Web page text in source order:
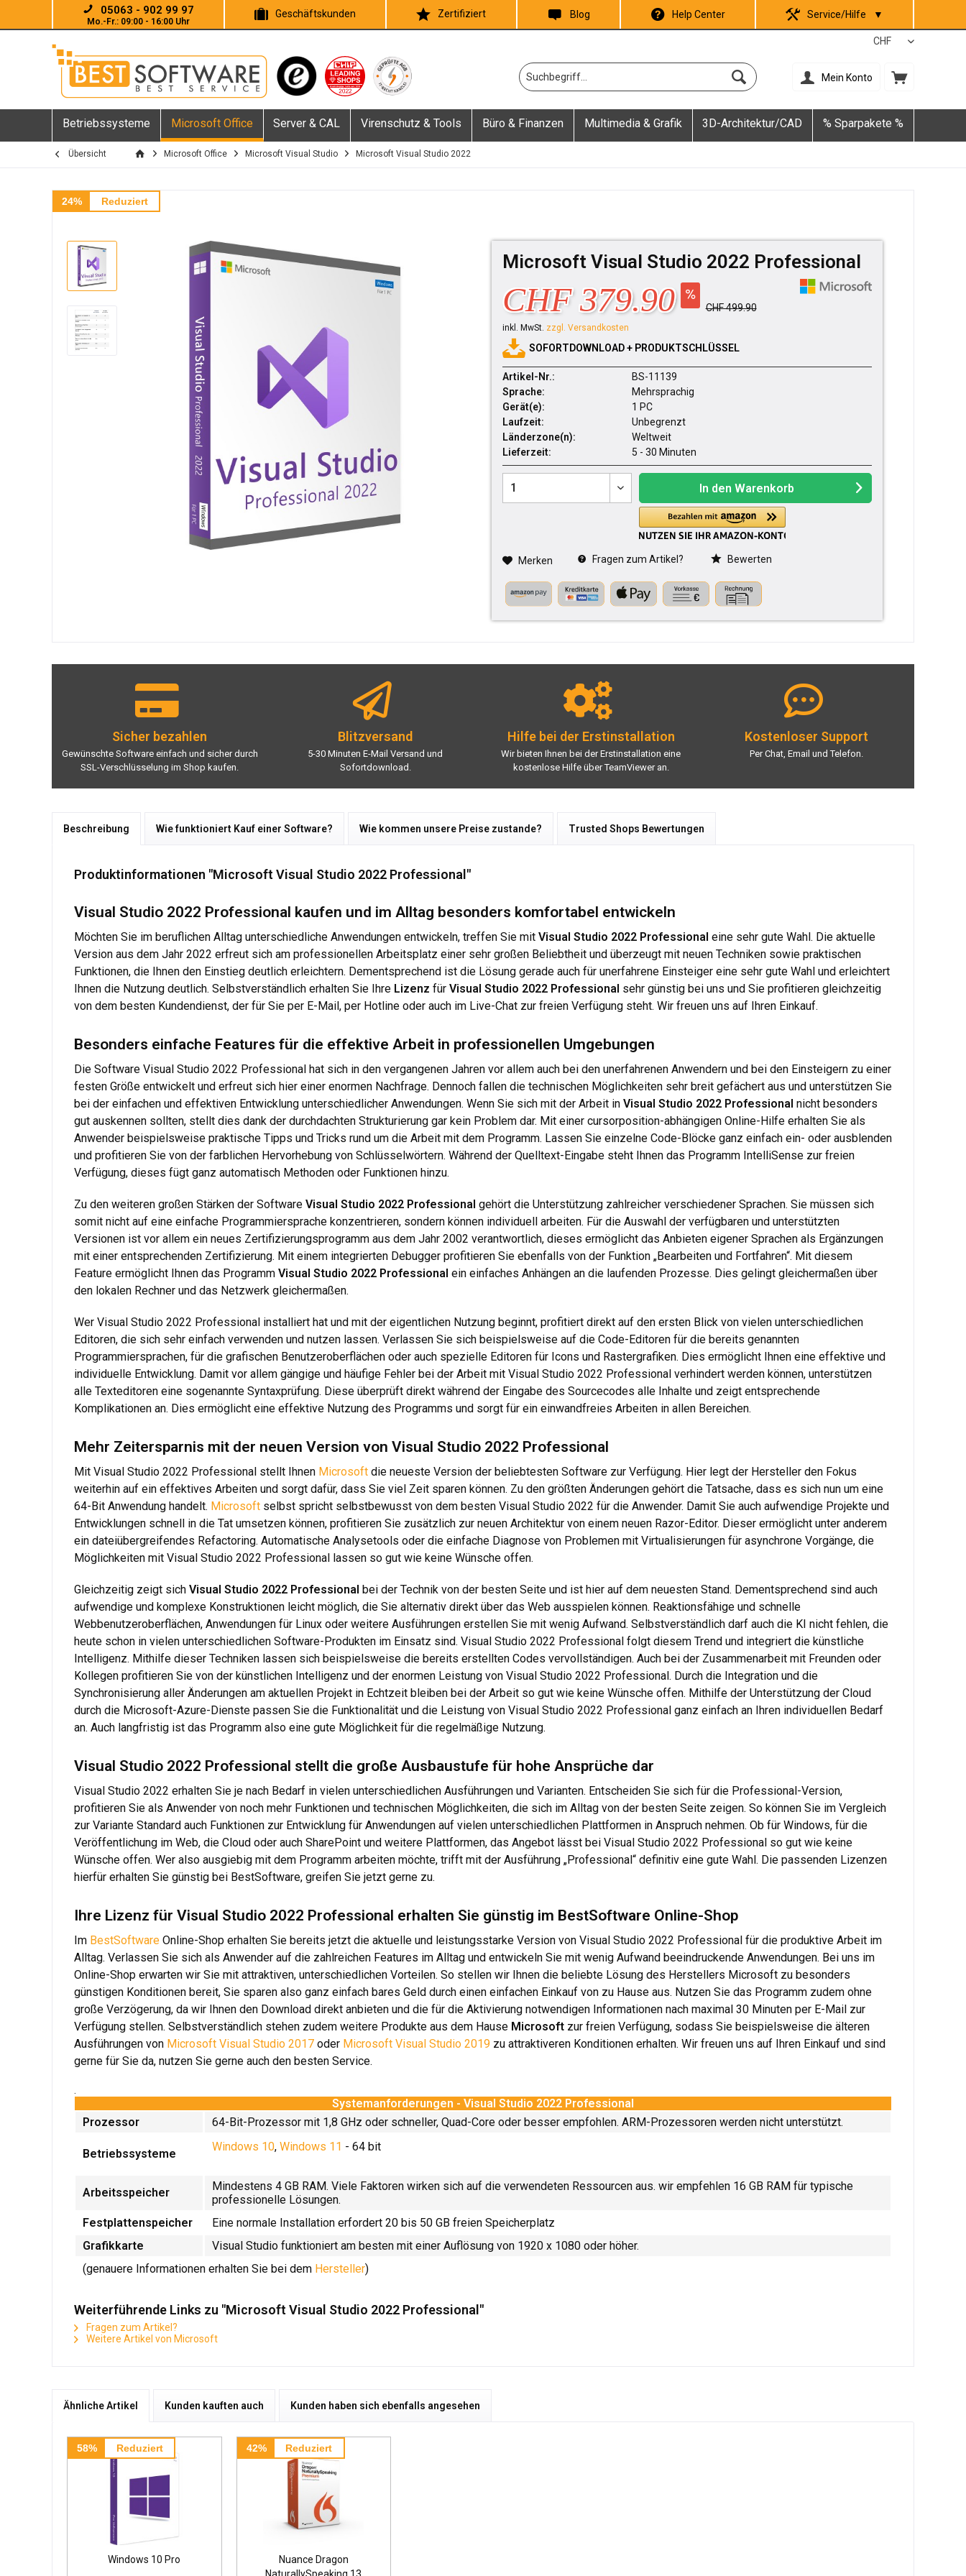
05063 - 902 99 97
Mo.-Fr.: 09:00 - 16:00 Uhr
Geschäftskunden Zertifiziert Blog Help Center Service/Hilfe ▼
Mein Konto
Betriebssysteme Microsoft Office Server & CAL Virenschutz & Tools Büro & Finanzen Multimedia & Grafik 3D-Architektur/CAD % Sparpakete %
Übersicht Microsoft Office Microsoft Visual Studio Microsoft Visual Studio 2022
24% Reduziert
Microsoft Visual Studio 2022 Professional
CHF 379.90 CHF 499.90
inkl. MwSt. zzgl. Versandkosten
SOFORTDOWNLOAD + PRODUKTSCHLÜSSEL
Artikel-Nr.:
BS-11139
Sprache:
Mehrsprachig
Gerät(e):
1 PC
Laufzeit:
Unbegrenzt
Länderzone(n):
Weltweit
Lieferzeit:
5 - 30 Minuten
In den Warenkorb
Merken Fragen zum Artikel? Bewerten
Sicher bezahlen
Gewünschte Software einfach und sicher durch
SSL-Verschlüsselung im Shop kaufen.
Blitzversand
5-30 Minuten E-Mail Versand und
Sofortdownload.
Hilfe bei der Erstinstallation
Wir bieten Ihnen bei der Erstinstallation eine
kostenlose Hilfe über TeamViewer an.
Kostenloser Support
Per Chat, Email und Telefon.
Beschreibung Wie funktioniert Kauf einer Software? Wie kommen unsere Preise zustande? Trusted Shops Bewertungen
Produktinformationen "Microsoft Visual Studio 2022 Professional"
Visual Studio 2022 Professional kaufen und im Alltag besonders komfortabel entwickeln
Möchten Sie im beruflichen Alltag unterschiedliche Anwendungen entwickeln, treffen Sie mit Visual Studio 2022 Professional eine sehr gute Wahl. Die aktuelle
Version aus dem Jahr 2022 erfreut sich am professionellen Arbeitsplatz einer sehr großen Beliebtheit und überzeugt mit neuen Techniken sowie praktischen
Funktionen, die Ihnen den Einstieg deutlich erleichtern. Dementsprechend ist die Lösung gerade auch für unerfahrene Einsteiger eine sehr gute Wahl und erleichtert
Ihnen die Nutzung deutlich. Selbstverständlich erhalten Sie Ihre Lizenz für Visual Studio 2022 Professional sehr günstig bei uns und Sie profitieren gleichzeitig
von dem besten Kundendienst, der für Sie per E-Mail, per Hotline oder auch im Live-Chat zur freien Verfügung steht. Wir freuen uns auf Ihren Einkauf.
Besonders einfache Features für die effektive Arbeit in professionellen Umgebungen
Die Software Visual Studio 2022 Professional hat sich in den vergangenen Jahren vor allem auch bei den unerfahrenen Anwendern und bei den Einsteigern zu einer
festen Größe entwickelt und erfreut sich hier einer enormen Nachfrage. Dennoch fallen die technischen Möglichkeiten sehr breit gefächert aus und unterstützen Sie
bei der einfachen und effektiven Entwicklung unterschiedlicher Anwendungen. Wenn Sie sich mit der Arbeit in Visual Studio 2022 Professional nicht besonders
gut auskennen sollten, stellt dies dank der durchdachten Strukturierung gar kein Problem dar. Mit einer cursorposition-abhängigen Online-Hilfe erhalten Sie als
Anwender beispielsweise praktische Tipps und Tricks rund um die Arbeit mit dem Programm. Lassen Sie einzelne Code-Blöcke ganz einfach ein- oder ausblenden
und profitieren Sie von der farblichen Hervorhebung von Schlüsselwörtern. Während der Quelltext-Eingabe steht Ihnen das Programm IntelliSense zur freien
Verfügung, dieses fügt ganz automatisch Methoden oder Funktionen hinzu.
Zu den weiteren großen Stärken der Software Visual Studio 2022 Professional gehört die Unterstützung zahlreicher verschiedener Sprachen. Sie müssen sich
somit nicht auf eine einfache Programmiersprache konzentrieren, sondern können individuell arbeiten. Für die Auswahl der verfügbaren und unterstützten
Versionen ist vor allem ein neues Zertifizierungsprogramm aus dem Jahr 2002 verantwortlich, dieses ermöglicht das Anbieten eigener Sprachen als Ergänzungen
mit einer entsprechenden Zertifizierung. Mit einem integrierten Debugger profitieren Sie ebenfalls von der Funktion „Bearbeiten und Fortfahren“. Mit diesem
Feature ermöglicht Ihnen das Programm Visual Studio 2022 Professional ein einfaches Anhängen an die laufenden Prozesse. Dies gelingt gleichermaßen über
den lokalen Rechner und das Netzwerk gleichermaßen.
Wer Visual Studio 2022 Professional installiert hat und mit der eigentlichen Nutzung beginnt, profitiert direkt auf den ersten Blick von vielen unterschiedlichen
Editoren, die sich sehr einfach verwenden und nutzen lassen. Verlassen Sie sich beispielsweise auf die Code-Editoren für die bereits genannten
Programmiersprachen, für die grafischen Benutzeroberflächen oder auch spezielle Editoren für Icons und Rastergrafiken. Dies ermöglicht Ihnen eine effektive und
individuelle Entwicklung. Damit vor allem gängige und häufige Fehler bei der Arbeit mit Visual Studio 2022 Professional verhindert werden können, unterstützen
alle Texteditoren eine sogenannte Syntaxprüfung. Diese überprüft direkt während der Eingabe des Sourcecodes alle Inhalte und zeigt entsprechende
Komplikationen an. Dies ermöglicht eine effektive Nutzung des Programms und sorgt für ein einwandfreies Arbeiten in allen Bereichen.
Mehr Zeitersparnis mit der neuen Version von Visual Studio 2022 Professional
Mit Visual Studio 2022 Professional stellt Ihnen Microsoft die neueste Version der beliebtesten Software zur Verfügung. Hier legt der Hersteller den Fokus
weiterhin auf ein effektives Arbeiten und sorgt dafür, dass Sie viel Zeit sparen können. Zu den größten Änderungen gehört die Tatsache, dass es sich nun um eine
64-Bit Anwendung handelt. Microsoft selbst spricht selbstbewusst von dem besten Visual Studio 2022 für die Anwender. Damit Sie auch aufwendige Projekte und
Entwicklungen schnell in die Tat umsetzen können, profitieren Sie zusätzlich zur neuen Architektur von einem neuen Razor-Editor. Dieser ermöglicht unter anderem
ein dateiübergreifendes Refactoring. Automatische Analysetools oder die einfache Diagnose von Problemen mit Virtualisierungen für asynchrone Vorgänge, die
Möglichkeiten mit Visual Studio 2022 Professional lassen so gut wie keine Wünsche offen.
Gleichzeitig zeigt sich Visual Studio 2022 Professional bei der Technik von der besten Seite und ist hier auf dem neuesten Stand. Dementsprechend sind auch
aufwendige und komplexe Konstruktionen leicht möglich, die Sie alternativ direkt über das Web ausspielen können. Reaktionsfähige und schnelle
Webbenutzeroberflächen, Anwendungen für Linux oder weitere Ausführungen erstellen Sie mit wenig Aufwand. Selbstverständlich darf auch die KI nicht fehlen, die
heute schon in vielen unterschiedlichen Software-Produkten im Einsatz sind. Visual Studio 2022 Professional folgt diesem Trend und integriert die künstliche
Intelligenz. Mithilfe dieser Techniken lassen sich beispielsweise die bereits erstellten Codes vervollständigen. Auch bei der Zusammenarbeit mit Freunden oder
Kollegen profitieren Sie von der künstlichen Intelligenz und der enormen Leistung von Visual Studio 2022 Professional. Durch die Integration und die
Synchronisierung aller Änderungen am aktuellen Projekt in Echtzeit bleiben bei der Arbeit so gut wie keine Wünsche offen. Mithilfe der Unterstützung der Cloud
durch die Microsoft-Azure-Dienste passen Sie die Funktionalität und die Leistung von Visual Studio 2022 Professional ganz einfach an Ihren individuellen Bedarf
an. Auch langfristig ist das Programm also eine gute Möglichkeit für die regelmäßige Nutzung.
Visual Studio 2022 Professional stellt die große Ausbaustufe für hohe Ansprüche dar
Visual Studio 2022 erhalten Sie je nach Bedarf in vielen unterschiedlichen Ausführungen und Varianten. Entscheiden Sie sich für die Professional-Version,
profitieren Sie als Anwender von noch mehr Funktionen und technischen Möglichkeiten, die sich im Alltag von der besten Seite zeigen. So können Sie im Vergleich
zur Variante Standard auch Funktionen zur Entwicklung für Anwendungen auf vielen unterschiedlichen Plattformen in Anspruch nehmen. Ob für Windows, für die
Veröffentlichung im Web, die Cloud oder auch SharePoint und weitere Plattformen, das Angebot lässt bei Visual Studio 2022 Professional so gut wie keine
Wünsche offen. Wer also ausgiebig mit dem Programm arbeiten möchte, trifft mit der Ausführung „Professional“ definitiv eine gute Wahl. Die passenden Lizenzen
hierfür erhalten Sie günstig bei BestSoftware, greifen Sie jetzt gerne zu.
Ihre Lizenz für Visual Studio 2022 Professional erhalten Sie günstig im BestSoftware Online-Shop
Im BestSoftware Online-Shop erhalten Sie bereits jetzt die aktuelle und leistungsstarke Version von Visual Studio 2022 Professional für die produktive Arbeit im
Alltag. Verlassen Sie sich als Anwender auf die zahlreichen Features im Alltag und entwickeln Sie mit wenig Aufwand beeindruckende Anwendungen. Bei uns im
Online-Shop erwarten wir Sie mit attraktiven, unterschiedlichen Vorteilen. So stellen wir Ihnen die beliebte Lösung des Herstellers Microsoft zu besonders
günstigen Konditionen bereit, Sie sparen also ganz einfach bares Geld durch einen einfachen Einkauf von zu Hause aus. Nutzen Sie das Programm zudem ohne
große Verzögerung, da wir Ihnen den Download direkt anbieten und die für die Aktivierung notwendigen Informationen nach maximal 30 Minuten per E-Mail zur
Verfügung stellen. Selbstverständlich stehen zudem weitere Produkte aus dem Hause Microsoft zur freien Verfügung, sodass Sie beispielsweise die älteren
Ausführungen von Microsoft Visual Studio 2017 oder Microsoft Visual Studio 2019 zu attraktiveren Konditionen erhalten. Wir freuen uns auf Ihren Einkauf und sind
gerne für Sie da, nutzen Sie gerne auch den besten Service.
Systemanforderungen - Visual Studio 2022 Professional
Prozessor
64-Bit-Prozessor mit 1,8 GHz oder schneller, Quad-Core oder besser empfohlen. ARM-Prozessoren werden nicht unterstützt.
Betriebssysteme
Windows 10, Windows 11 - 64 bit
Arbeitsspeicher
Mindestens 4 GB RAM. Viele Faktoren wirken sich auf die verwendeten Ressourcen aus. wir empfehlen 16 GB RAM für typische
professionelle Lösungen.
Festplattenspeicher
Eine normale Installation erfordert 20 bis 50 GB freien Speicherplatz
Grafikkarte
Visual Studio funktioniert am besten mit einer Auflösung von 1920 x 1080 oder höher.
(genauere Informationen erhalten Sie bei dem Hersteller)
Weiterführende Links zu "Microsoft Visual Studio 2022 Professional"
Fragen zum Artikel?
Weitere Artikel von Microsoft
Ähnliche Artikel Kunden kauften auch Kunden haben sich ebenfalls angesehen
58% Reduziert
Windows 10 Pro
42% Reduziert
Nuance Dragon
NaturallySpeaking 13